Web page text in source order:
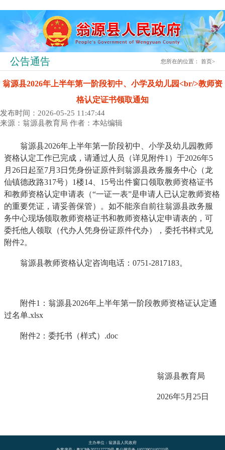
公告通告 您所在的位置：首页>
翁源县2026年上半年第一阶段初中、小学及幼儿园<br/>教师资
格认定证书领取通知
发布时间：2026-05-25 11:47:44
来源：翁源县教育局 作者：本站编辑
翁源县2026年上半年第一阶段初中、小学及幼儿园教师
资格认定工作已完成，请通过人员（详见附件1）于2026年5
月26日起至7月3日凭身份证原件到翁源县政务服务中心（龙
仙镇德政路317号）1楼14、15号出件窗口领取教师资格证书
和教师资格认定申请表（“一证一表”是申请人已认定教师资格
的重要凭证，请妥善保管）。如不能亲自前往翁源县政务服
务中心现场领取教师资格证书和教师资格认定申请表的，可
委托他人领取（代办人凭身份证原件代办），委托书样式见
附件2。
翁源县教师资格认定咨询电话：0751-2817183。
附件1：翁源县2026年上半年第一阶段教师资格证认定通
过名单.xlsx
附件2：委托书（样式）.doc
翁源县教育局
2026年5月25日
主办单位：翁源县人民政府